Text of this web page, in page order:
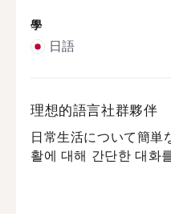
學
日語
理想的語言社群夥伴
日常生活について簡単
활에 대해 간단한 대화